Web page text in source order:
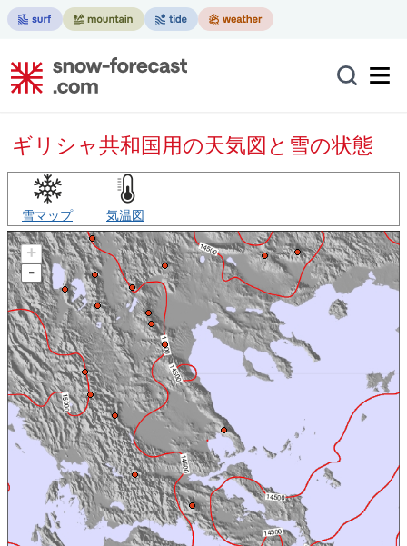
ギリシャ共和国用の天気図と雪の状態
雪マップ 気温図
+
-